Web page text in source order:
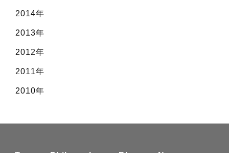
2014年
2013年
2012年
2011年
2010年